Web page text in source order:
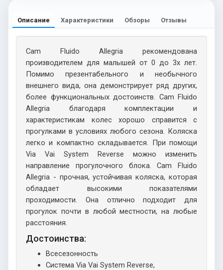
Описание Характеристики Обзоры Отзывы
Cam Fluido Allegria рекомендована
производителем для малышей от 0 до 3х лет.
Помимо презентабельного и необычного
внешнего вида, она демонстрирует ряд других,
более функциональных достоинств. Cam Fluido
Allegria благодаря комплектации и
характеристикам колес хорошо справится с
прогулками в условиях любого сезона. Коляска
легко и компактно складывается. При помощи
Via Vai System Reverse можно изменить
направление прогулочного блока. Cam Fluido
Allegria - прочная, устойчивая коляска, которая
обладает высокими показателями
проходимости. Она отлично подходит для
прогулок почти в любой местности, на любые
расстояния.
Достоинства:
Всесезонность
Система Via Vai System Reverse,